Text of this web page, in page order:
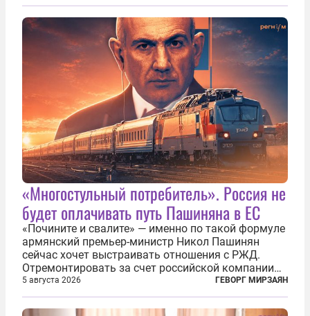
фасадом труда, мастерства, упорства и
благородства, которые мы привыкли
ассоциировать с...
«Многостульный потребитель». Россия не
будет оплачивать путь Пашиняна в ЕС
«Почините и свалите» — именно по такой формуле
армянский премьер-министр Никол Пашинян
сейчас хочет выстраивать отношения с РЖД.
Отремонтировать за счет российской компании
железнодорожную инфраструктуру в районе
прохождения TRIPP (коридора, который должен
связать Азербайджан и Турцию через...
5 августа 2026 ГЕВОРГ МИРЗАЯН